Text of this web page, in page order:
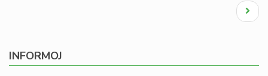
Next
page
INFORMOJ